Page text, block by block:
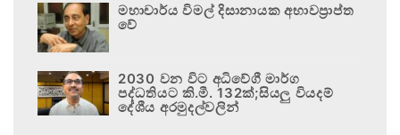
මහාචාර්ය විමල් දිසානායක අභාවප්‍රාප්ත
වේ
2030 වන විට අධිවේගී මාර්ග
පද්ධතියට කි.මී. 132ක්;සියලු වියදම්
දේශීය අරමුදල්වලින්